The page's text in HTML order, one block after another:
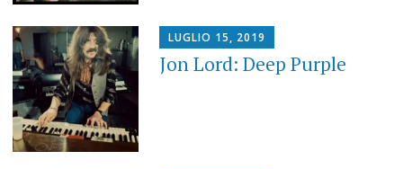
LUGLIO 15, 2019
Jon Lord: Deep Purple